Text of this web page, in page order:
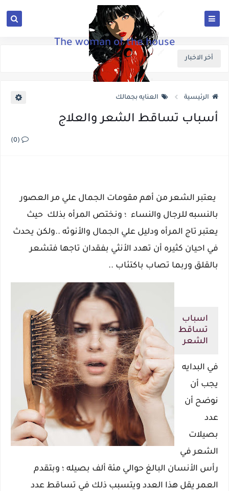
The woman of the house
أخر الاخبار
الرئيسية العنايه بجمالك
أسباب تساقط الشعر والعلاج
(0)
يعتبر الشعر من أهم مقومات الجمال علي مر العصور
بالنسبه للرجال والنساء ؛ ونختص المرأه بذلك حيث
يعتبر تاج المرأه ودليل علي الجمال والأنوثه ..ولكن يحدث
في احيان كثيره أن تهدد الأنثي بفقدان تاجها فتشعر
بالقلق وربما تصاب باكتئاب ..
اسباب
تساقط
الشعر
في البدايه
يجب أن
نوضح أن
عدد
بصيلات
الشعر في
رأس الأنسان البالغ حوالي مئة ألف بصيله ؛ وبتقدم
العمر يقل هذا العدد ويتسبب ذلك في تساقط عدد